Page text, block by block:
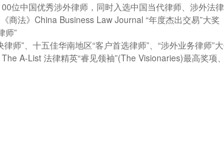
中国优秀涉外律师，同时入选中国当代律师、涉外法
商法》China Business Law Journal “年度杰出交易”大奖
师”
师”、十五佳华南地区“客户首选律师”、“涉外业务律师”
A-List 法律精英“睿见领袖”(The Visionaries)最高奖项